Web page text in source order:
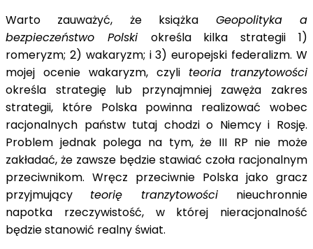
Warto zauważyć, że książka Geopolityka a
bezpieczeństwo Polski określa kilka strategii 1)
romeryzm; 2) wakaryzm; i 3) europejski federalizm. W
mojej ocenie wakaryzm, czyli teoria tranzytowości
określa strategię lub przynajmniej zawęża zakres
strategii, które Polska powinna realizować wobec
racjonalnych państw tutaj chodzi o Niemcy i Rosję.
Problem jednak polega na tym, że III RP nie może
zakładać, że zawsze będzie stawiać czoła racjonalnym
przeciwnikom. Wręcz przeciwnie Polska jako gracz
przyjmujący teorię tranzytowości nieuchronnie
napotka rzeczywistość, w której nieracjonalność
będzie stanowić realny świat.